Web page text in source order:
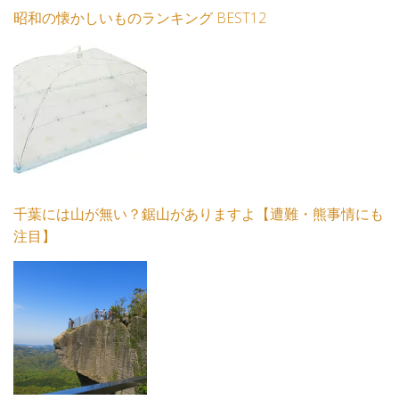
昭和の懐かしいものランキング BEST12
千葉には山が無い？鋸山がありますよ【遭難・熊事情にも
注目】